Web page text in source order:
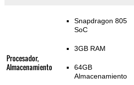
Procesador,
Almacenamiento
Snapdragon 805
SoC
3GB RAM
64GB
Almacenamiento